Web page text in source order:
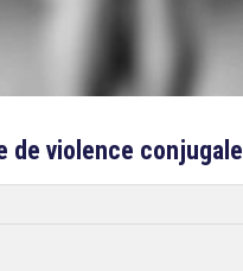
de violence conjugale